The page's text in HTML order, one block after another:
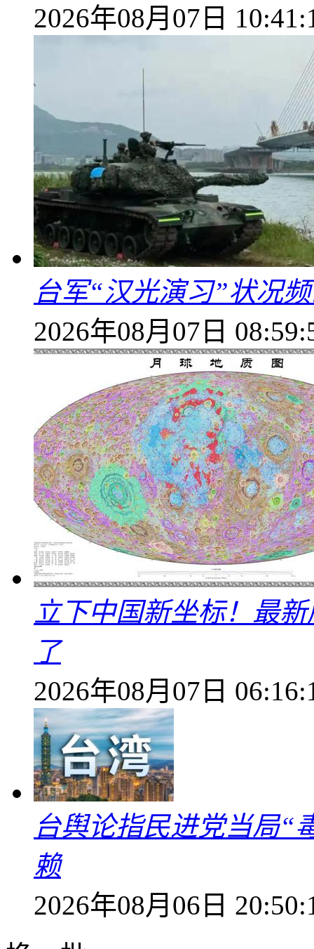
2026年08月07日
台军“汉光演习”状况
2026年08月07日
立下中国新坐标！最
了
2026年08月07日
台舆论指民进党当局“
赖
2026年08月06日